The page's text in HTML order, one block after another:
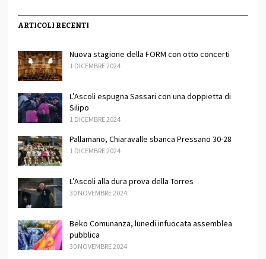
ARTICOLI RECENTI
Nuova stagione della FORM con otto concerti
1 DICEMBRE 2024
L’Ascoli espugna Sassari con una doppietta di
Silipo
1 DICEMBRE 2024
Pallamano, Chiaravalle sbanca Pressano 30-28
1 DICEMBRE 2024
L’Ascoli alla dura prova della Torres
30 NOVEMBRE 2024
Beko Comunanza, lunedi infuocata assemblea
pubblica
30 NOVEMBRE 2024